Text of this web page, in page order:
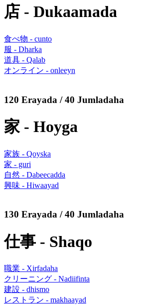
店 - Dukaamada
食べ物 - cunto
服 - Dharka
道具 - Qalab
オンライン - onleeyn
120 Erayada / 40 Jumladaha
家 - Hoyga
家族 - Qoyska
家 - guri
自然 - Dabeecadda
興味 - Hiwaayad
130 Erayada / 40 Jumladaha
仕事 - Shaqo
職業 - Xirfadaha
クリーニング - Nadiifinta
建設 - dhismo
レストラン - makhaayad